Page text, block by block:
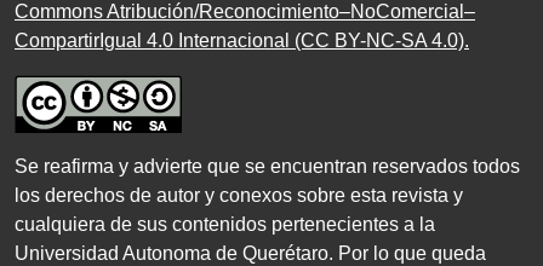
Commons Atribución/Reconocimiento–NoComercial–
CompartirIgual 4.0 Internacional (CC BY-NC-SA 4.0).
Se reafirma y advierte que se encuentran reservados todos
los derechos de autor y conexos sobre esta revista y
cualquiera de sus contenidos pertenecientes a la
Universidad Autonoma de Querétaro. Por lo que queda